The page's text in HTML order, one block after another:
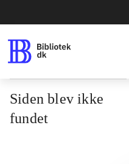
Siden blev ikke
fundet